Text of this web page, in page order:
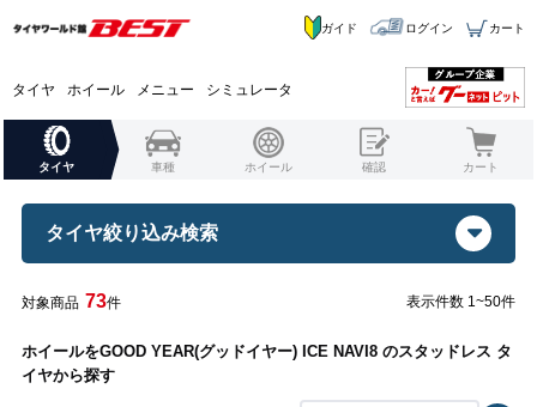
タイヤ ホイール メニュー シミュレータ
ガイド ログイン カート
タイヤ 車種 ホイール 確認 カート
タイヤ絞り込み検索
対象商品 73件 表示件数 1~50件
ホイールをGOOD YEAR(グッドイヤー) ICE NAVI8 のスタッドレス タ
イヤから探す